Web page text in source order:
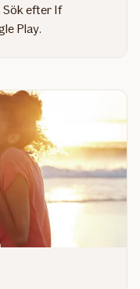
Sök efter If
Play.